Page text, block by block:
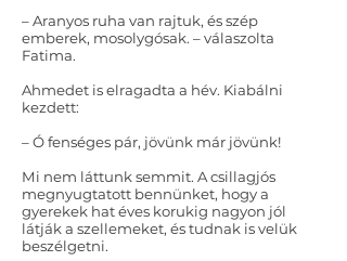
– Aranyos ruha van rajtuk, és szép
emberek, mosolygósak. – válaszolta
Fatima.
Ahmedet is elragadta a hév. Kiabálni
kezdett:
– Ó fenséges pár, jövünk már jövünk!
Mi nem láttunk semmit. A csillagjós
megnyugtatott bennünket, hogy a
gyerekek hat éves korukig nagyon jól
látják a szellemeket, és tudnak is velük
beszélgetni.